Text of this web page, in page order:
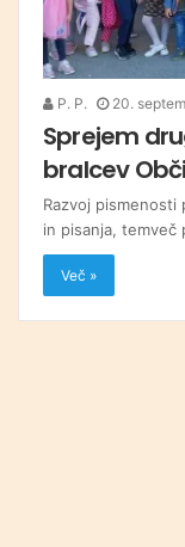
P. P. 20.
Sprejem
bralcev
Razvoj
in pisanja, temveč
Več »